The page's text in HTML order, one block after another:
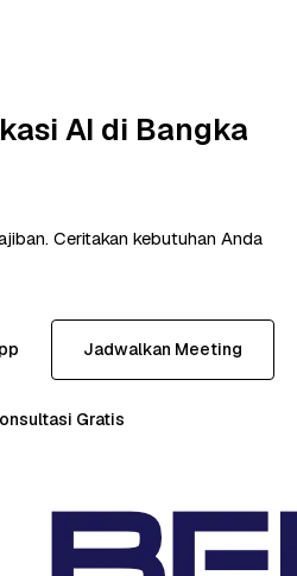
AI di Bangka
Ceritakan kebutuhan Anda
Jadwalkan Meeting
Gratis